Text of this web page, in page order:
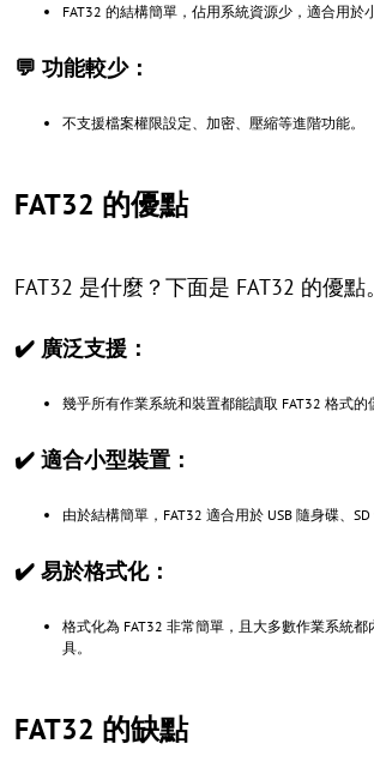
FAT32 的結構簡單，佔用系統資源少，適合用於
💬 功能較少：
不支援檔案權限設定、加密、壓縮等進階功能。
FAT32 的優點
FAT32 是什麼？下面是 FAT32 的優點。
✔️ 廣泛支援：
幾乎所有作業系統和裝置都能讀取 FAT32 格式的
✔️ 適合小型裝置：
由於結構簡單，FAT32 適合用於 USB 隨身碟、SD
✔️ 易於格式化：
格式化為 FAT32 非常簡單，且大多數作業系統都
具。
FAT32 的缺點